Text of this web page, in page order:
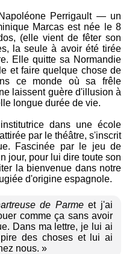
Perrigault — un
Marcas est née le 8
(elle vient de fêter son
la seule à avoir été tirée
Elle quitte sa Normandie
et faire quelque chose de
ce monde où sa frêle
laissent guère d'illusion à
longue durée de vie.
dans une école
par le théâtre, s'inscrit
Fascinée par le jeu de
jour, pour lui dire toute son
la bienvenue dans notre
d'origine espagnole.
de Parmeet j'ai
comme ça sans avoir
Dans ma lettre, je lui ai
des choses et lui ai
nous. »